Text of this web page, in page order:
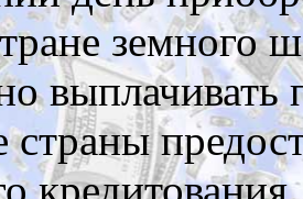
земного
страны